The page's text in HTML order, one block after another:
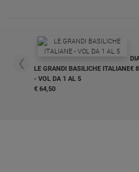
siamo
Contatti
❮
LE GRANDI BASILICHE ITALIANE
- VOL DA 1 AL 5
€ 64,50
€